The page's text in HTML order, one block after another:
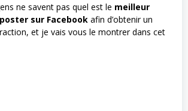
ne savent pas quel est le meilleur
sur Facebook afin d’obtenir un
et je vais vous le montrer dans cet